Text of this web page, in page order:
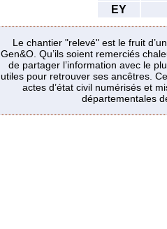
EY
Le chantier "relevé" est le fruit
Gen&O. Qu’ils soient remerciés
de partager l’information avec le
utiles pour retrouver ses ancêtres.
actes d’état civil numérisés et
départementales